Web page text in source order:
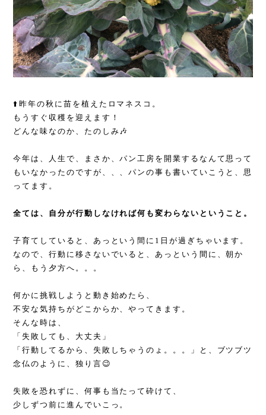
⬆️昨年の秋に苗を植えたロマネスコ。
もうすぐ収穫を迎えます！
どんな味なのか、たのしみ🎶
今年は、人生で、まさか、パン工房を開業するなんて思って
もいなかったのですが、、、パンの事も書いていこうと、思
ってます。
全ては、自分が行動しなければ何も変わらないということ。
子育てしていると、あっという間に1日が過ぎちゃいます。
なので、行動に移さないでいると、あっという間に、朝か
ら、もう夕方へ。。。
何かに挑戦しようと動き始めたら、
不安な気持ちがどこからか、やってきます。
そんな時は、
「失敗しても、大丈夫」
「行動してるから、失敗しちゃうのょ。。。」と、ブツブツ
念仏のように、独り言😉
失敗を恐れずに、何事も当たって砕けて、
少しずつ前に進んでいこっ。